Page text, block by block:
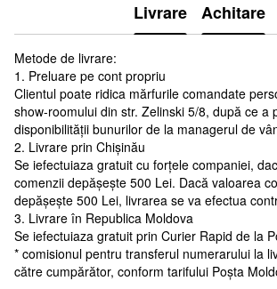
Livrare Achitare
Metode de livrare:
1. Preluare pe cont propriu
Clientul poate ridica mărfurile comandate
show-roomului din str. Zelinski 5/8, după ce a
disponibilității bunurilor de la managerul de
2. Livrare prin Chișinău
Se iefectuiaza gratuit cu forțele companiei,
comenzii depășește 500 Lei. Dacă valoarea
depășește 500 Lei, livrarea se va efectua
3. Livrare în Republica Moldova
Se iefectuiaza gratuit prin Curier Rapid de la
* comisionul pentru transferul numerarului la
către cumpărător, conform tarifului Poșta